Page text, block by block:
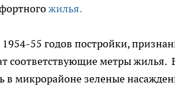
жилья.
55 годов постройки,
соответствующие метры жилья. В
в микрорайоне зеленые